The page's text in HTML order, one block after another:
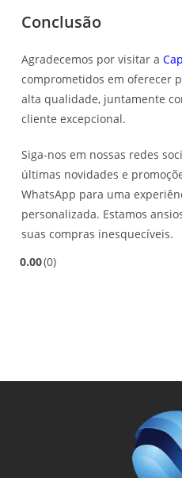
Conclusão
Agradecemos por visitar a
comprometidos em oferecer
alta qualidade, juntamente
cliente excepcional.
Siga-nos em nossas redes
últimas novidades e
WhatsApp para uma
personalizada. Estamos
suas compras inesquecíveis.
0.00 0